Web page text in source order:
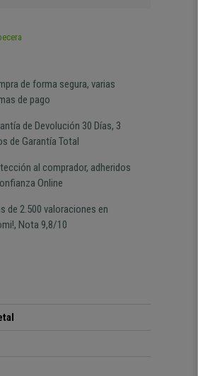
Si estoy contento
Excelente relacion
calidad precio Plazo de
de forma segura, varias
de pago
de Devolución 30 Días, 3
de Garantía Total
al comprador, adheridos
Online
de 2.500 valoraciones en
Nota 9,8/10